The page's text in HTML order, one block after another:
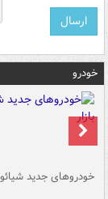
خودرو
خودروهای جدید